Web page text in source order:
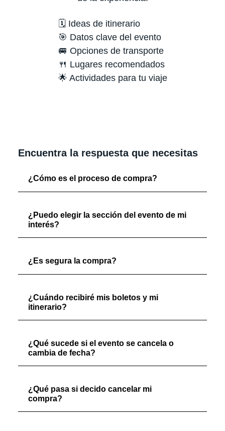
🗓️ Ideas de itinerario
🎯 Datos clave del evento
🚐 Opciones de transporte
🍴 Lugares recomendados
🌟 Actividades para tu viaje
Encuentra la respuesta que necesitas
¿Cómo es el proceso de compra?
¿Puedo elegir la sección del evento de mi
interés?
¿Es segura la compra?
¿Cuándo recibiré mis boletos y mi
itinerario?
¿Qué sucede si el evento se cancela o
cambia de fecha?
¿Qué pasa si decido cancelar mi
compra?